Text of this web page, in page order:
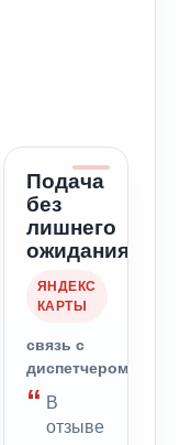
Подача
без
лишнего
ожидания
ЯНДЕКС
КАРТЫ
связь с
диспетчером
В
отзыве